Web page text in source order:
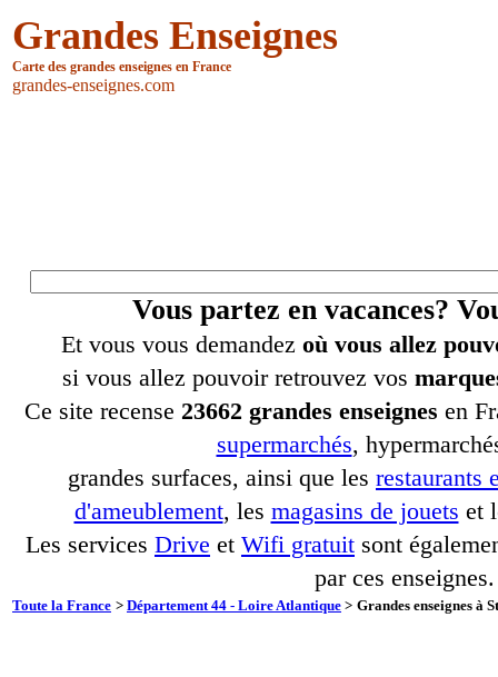
Grandes Enseignes
Carte des grandes enseignes en France
grandes-enseignes.com
Vous partez en vacances?
Et vous vous demandez où vous allez
si vous allez pouvoir retrouvez vos
Ce site recense 23662 grandes enseignes en
supermarchés,
grandes surfaces, ainsi que les restaurants
d'ameublement, les magasins de jouets et
Les services Drive et Wifi gratuit sont
par ces enseignes.
Toute la France > Département 44 - Loire Atlantique > Grandes enseignes à